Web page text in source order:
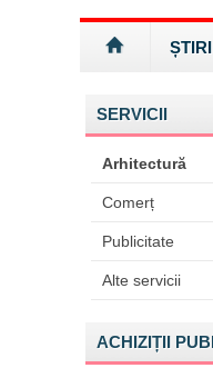
SERVICII
Arhitectură
Comerț
Publicitate
Alte servicii
ACHIZIȚII